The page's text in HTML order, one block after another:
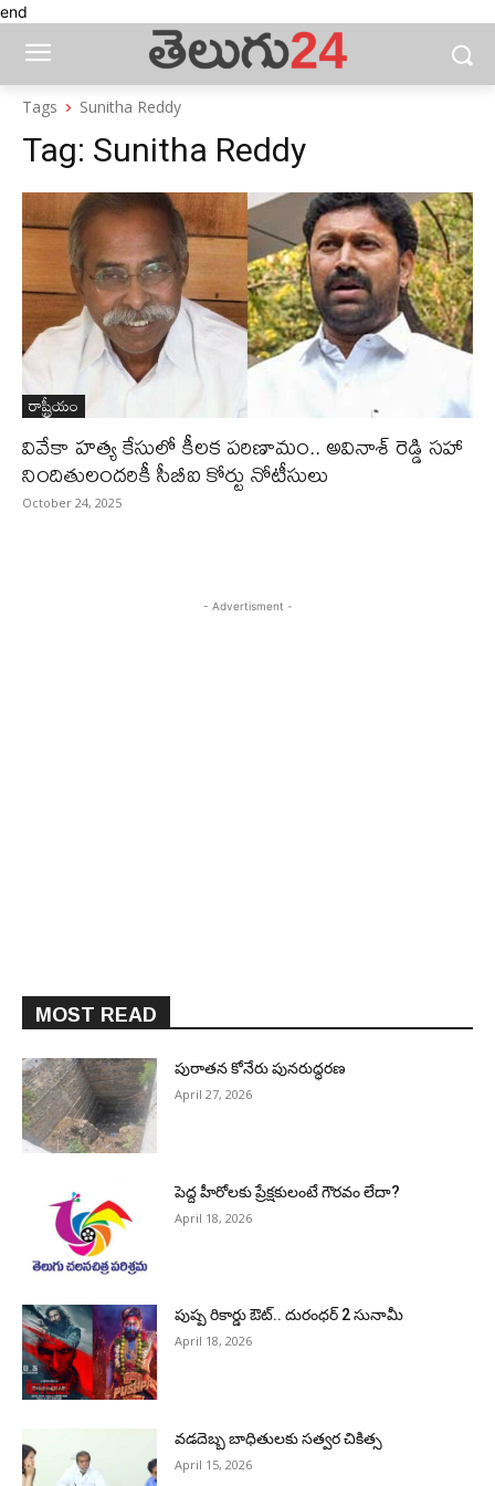
end
Tags Sunitha Reddy
Tag: Sunitha Reddy
రాష్ట్రీయం
వివేకా హత్య కేసులో కీలక పరిణామం.. అవినాశ్ రెడ్డి సహా
నిందితులందరికీ సీబీఐ కోర్టు నోటీసులు
October 24, 2025
- Advertisment -
MOST READ
పురాత‌న కోనేరు పున‌రుద్ధ‌ర‌ణ
April 27, 2026
పెద్ద హీరోల‌కు ప్రేక్ష‌కులంటే గౌర‌వం లేదా?
April 18, 2026
పుష్ప రికార్డు ఔట్‌.. దురంధ‌ర్ 2 సునామీ
April 18, 2026
వడదెబ్బ బాధితులకు సత్వర చికిత్స
April 15, 2026